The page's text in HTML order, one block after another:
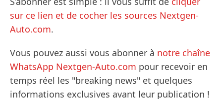
sur ce lien et de cocher les sources Nextgen-
Auto.com.
Vous pouvez aussi vous abonner à notre chaîne
WhatsApp Nextgen-Auto.com pour recevoir en
temps réel les "breaking news" et quelques
informations exclusives avant leur publication !